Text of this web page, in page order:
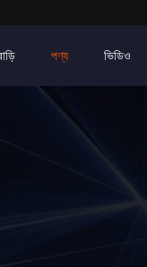
পণ্য ভিডিও